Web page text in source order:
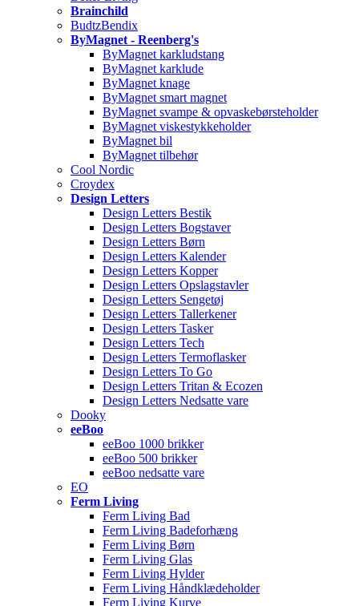
Brainchild
BudtzBendix
ByMagnet - Reenberg's
ByMagnet karkludstang
ByMagnet karklude
ByMagnet knage
ByMagnet smart magnet
ByMagnet svampe & opvaskebørsteholder
ByMagnet viskestykkeholder
ByMagnet bil
ByMagnet tilbehør
Cool Nordic
Croydex
Design Letters
Design Letters Bestik
Design Letters Bogstaver
Design Letters Børn
Design Letters Kalender
Design Letters Kopper
Design Letters Opslagstavler
Design Letters Sengetøj
Design Letters Tallerkener
Design Letters Tasker
Design Letters Tech
Design Letters Termoflasker
Design Letters To Go
Design Letters Tritan & Ecozen
Design Letters Nedsatte vare
Dooky
eeBoo
eeBoo 1000 brikker
eeBoo 500 brikker
eeBoo nedsatte vare
EO
Ferm Living
Ferm Living Bad
Ferm Living Badeforhæng
Ferm Living Børn
Ferm Living Glas
Ferm Living Hylder
Ferm Living Håndklædeholder
Ferm Living Kurve